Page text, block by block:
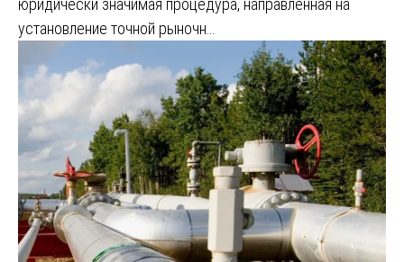
юридически значимая процедура, направленная на
установление точной рыночн…